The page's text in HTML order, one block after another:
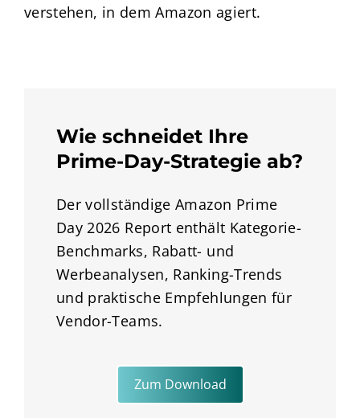
verstehen, in dem Amazon agiert.
Wie schneidet Ihre
Prime-Day-Strategie ab?
Der vollständige Amazon Prime
Day 2026 Report enthält Kategorie-
Benchmarks, Rabatt- und
Werbeanalysen, Ranking-Trends
und praktische Empfehlungen für
Vendor-Teams.
Zum Download